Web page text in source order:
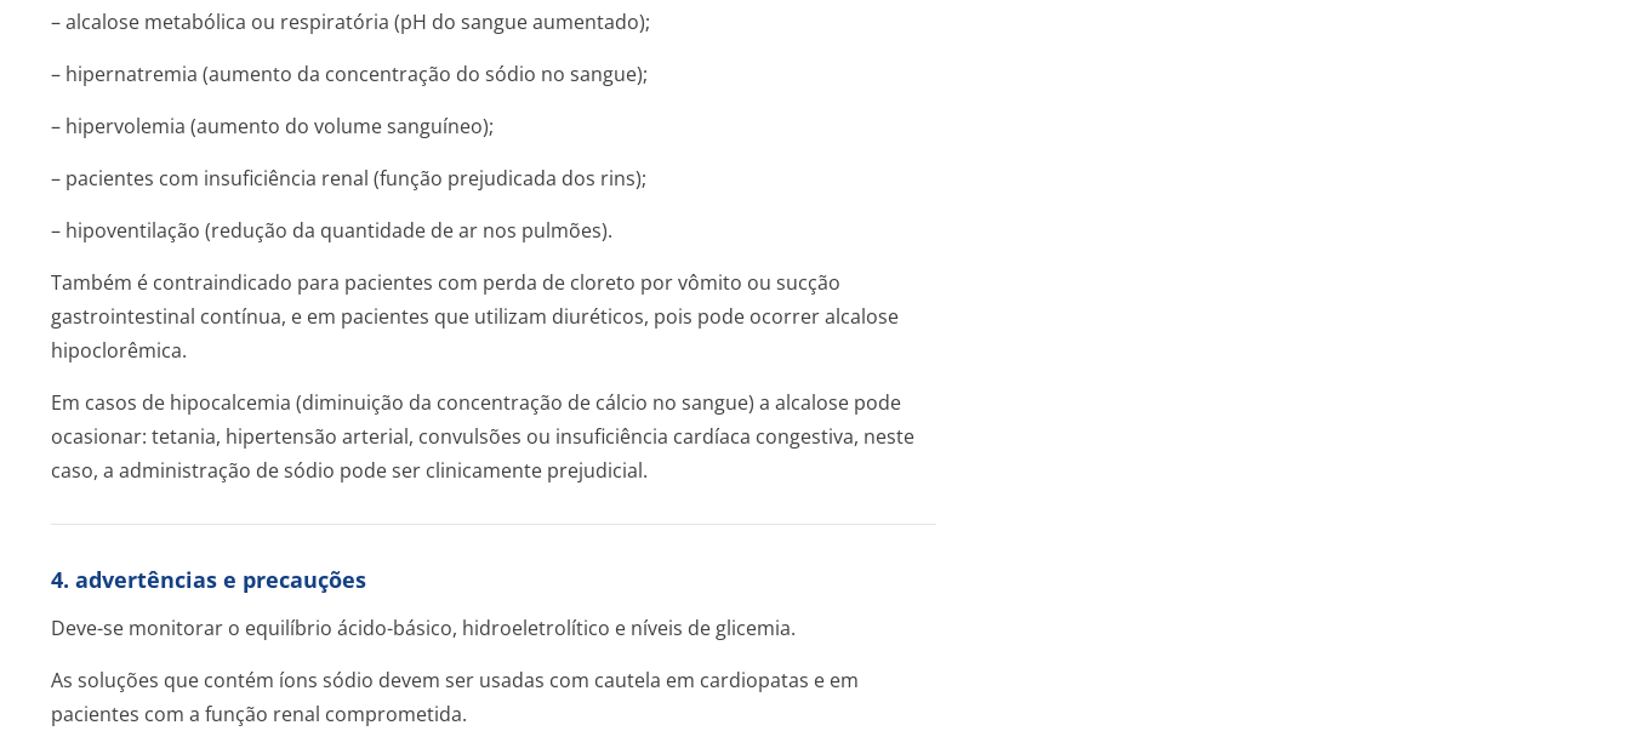
– alcalose metabólica ou respiratória (pH do sangue aumentado);
– hipernatremia (aumento da concentração do sódio no sangue);
– hipervolemia (aumento do volume sanguíneo);
– pacientes com insuficiência renal (função prejudicada dos rins);
– hipoventilação (redução da quantidade de ar nos pulmões).
Também é contraindicado para pacientes com perda de cloreto por vômito ou sucção
gastrointestinal contínua, e em pacientes que utilizam diuréticos, pois pode ocorrer alcalose
hipoclorêmica.
Em casos de hipocalcemia (diminuição da concentração de cálcio no sangue) a alcalose pode
ocasionar: tetania, hipertensão arterial, convulsões ou insuficiência cardíaca congestiva, neste
caso, a administração de sódio pode ser clinicamente prejudicial.
4. advertências e precauções
Deve-se monitorar o equilíbrio ácido-básico, hidroeletrolítico e níveis de glicemia.
As soluções que contém íons sódio devem ser usadas com cautela em cardiopatas e em
pacientes com a função renal comprometida.